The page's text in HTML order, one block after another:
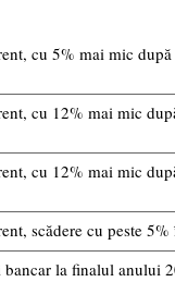
cu 5% mai mic
cu 12% mai mic
cu 12% mai mic
scădere cu peste
la finalul anului